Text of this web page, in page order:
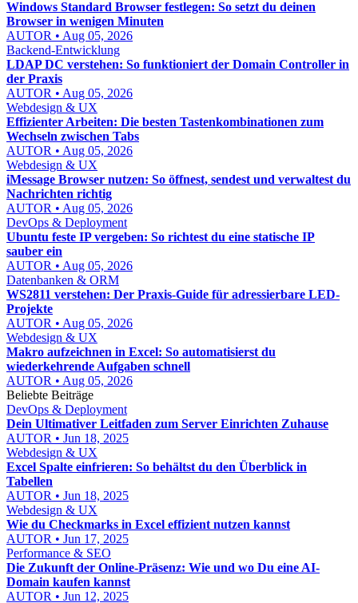
Windows Standard Browser festlegen: So setzt du deinen
Browser in wenigen Minuten
AUTOR • Aug 05, 2026
Backend-Entwicklung
LDAP DC verstehen: So funktioniert der Domain Controller in
der Praxis
AUTOR • Aug 05, 2026
Webdesign & UX
Effizienter Arbeiten: Die besten Tastenkombinationen zum
Wechseln zwischen Tabs
AUTOR • Aug 05, 2026
Webdesign & UX
iMessage Browser nutzen: So öffnest, sendest und verwaltest du
Nachrichten richtig
AUTOR • Aug 05, 2026
DevOps & Deployment
Ubuntu feste IP vergeben: So richtest du eine statische IP
sauber ein
AUTOR • Aug 05, 2026
Datenbanken & ORM
WS2811 verstehen: Der Praxis-Guide für adressierbare LED-
Projekte
AUTOR • Aug 05, 2026
Webdesign & UX
Makro aufzeichnen in Excel: So automatisierst du
wiederkehrende Aufgaben schnell
AUTOR • Aug 05, 2026
Beliebte Beiträge
DevOps & Deployment
Dein Ultimativer Leitfaden zum Server Einrichten Zuhause
AUTOR • Jun 18, 2025
Webdesign & UX
Excel Spalte einfrieren: So behältst du den Überblick in
Tabellen
AUTOR • Jun 18, 2025
Webdesign & UX
Wie du Checkmarks in Excel effizient nutzen kannst
AUTOR • Jun 17, 2025
Performance & SEO
Die Zukunft der Online-Präsenz: Wie und wo Du eine AI-
Domain kaufen kannst
AUTOR • Jun 12, 2025